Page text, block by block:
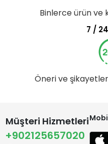
Binlerce ürün ve
7 /
Öneri ve
Müşteri Hizmetleri
+902125657020